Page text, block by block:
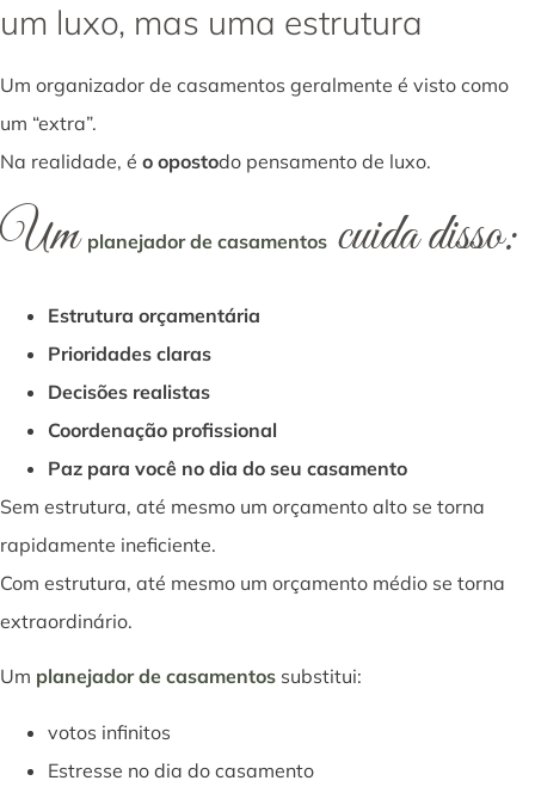
um luxo, mas uma estrutura
Um organizador de casamentos geralmente é visto como
um “extra”.
Na realidade, é o opostodo pensamento de luxo.
Um planejador de casamentos cuida disso:
Estrutura orçamentária
Prioridades claras
Decisões realistas
Coordenação profissional
Paz para você no dia do seu casamento
Sem estrutura, até mesmo um orçamento alto se torna
rapidamente ineficiente.
Com estrutura, até mesmo um orçamento médio se torna
extraordinário.
Um planejador de casamentos substitui:
votos infinitos
Estresse no dia do casamento